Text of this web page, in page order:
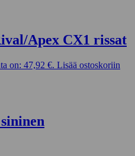
Apex CX1 rissat
on: 47,92 €. Lisää ostoskoriin